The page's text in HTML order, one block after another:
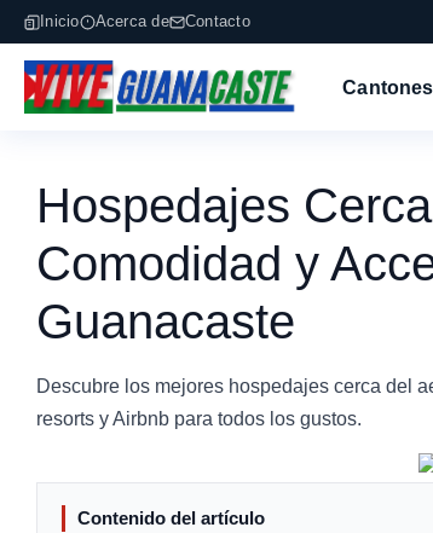
Inicio Acerca de Contacto
Cantones
Hospedajes
Comodidad y
Guanacaste
Descubre los mejores hospedajes cerca del
resorts y Airbnb para todos los gustos.
Contenido del artículo